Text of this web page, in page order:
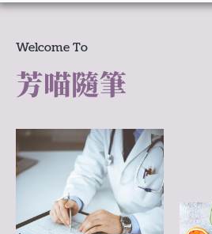
Welcome To
芳喵隨筆